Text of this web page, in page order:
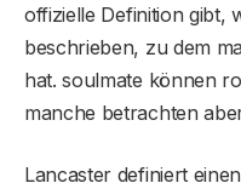
offizielle Definition gibt,
beschrieben, zu dem
hat. soulmate können
manche betrachten
Lancaster definiert